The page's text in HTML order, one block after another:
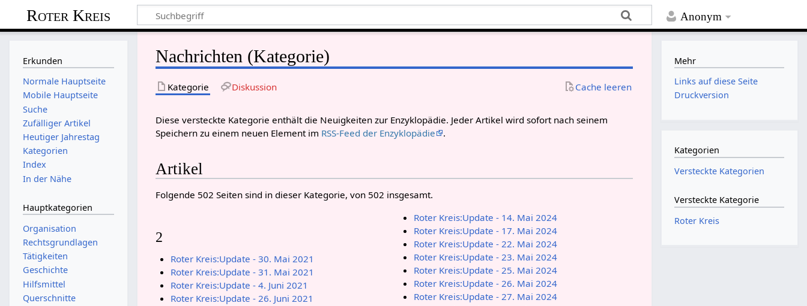
Anonym
Roter Kreis
Nachrichten (Kategorie)
Kategorie Diskussion Cache leeren
Diese versteckte Kategorie enthält die Neuigkeiten zur Enzyklopädie. Jeder Artikel wird sofort nach seinem
Speichern zu einem neuen Element im RSS-Feed der Enzyklopädie .
Artikel
Folgende 502 Seiten sind in dieser Kategorie, von 502 insgesamt.
2
Roter Kreis:Update - 30. Mai 2021
Roter Kreis:Update - 31. Mai 2021
Roter Kreis:Update - 4. Juni 2021
Roter Kreis:Update - 26. Juni 2021
Roter Kreis:Update - 14. Mai 2024
Roter Kreis:Update - 17. Mai 2024
Roter Kreis:Update - 22. Mai 2024
Roter Kreis:Update - 23. Mai 2024
Roter Kreis:Update - 25. Mai 2024
Roter Kreis:Update - 26. Mai 2024
Roter Kreis:Update - 27. Mai 2024
Erkunden
Normale Hauptseite
Mobile Hauptseite
Suche
Zufälliger Artikel
Heutiger Jahrestag
Kategorien
Index
In der Nähe
Hauptkategorien
Organisation
Rechtsgrundlagen
Tätigkeiten
Geschichte
Hilfsmittel
Querschnitte
Mehr
Links auf diese Seite
Druckversion
Kategorien
Versteckte Kategorien
Versteckte Kategorie
Roter Kreis